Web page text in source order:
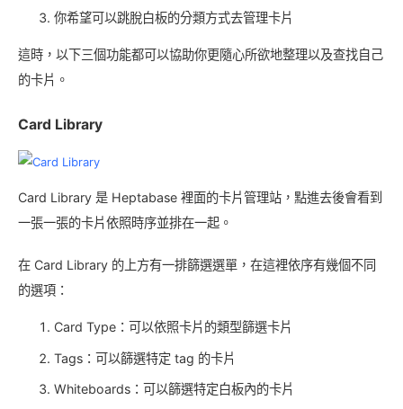
你希望可以跳脫白板的分類方式去管理卡片
這時，以下三個功能都可以協助你更隨心所欲地整理以及查找自己
的卡片。
Card Library
Card Library 是 Heptabase 裡面的卡片管理站，點進去後會看到
一張一張的卡片依照時序並排在一起。
在 Card Library 的上方有一排篩選選單，在這裡依序有幾個不同
的選項：
Card Type：可以依照卡片的類型篩選卡片
Tags：可以篩選特定 tag 的卡片
Whiteboards：可以篩選特定白板內的卡片